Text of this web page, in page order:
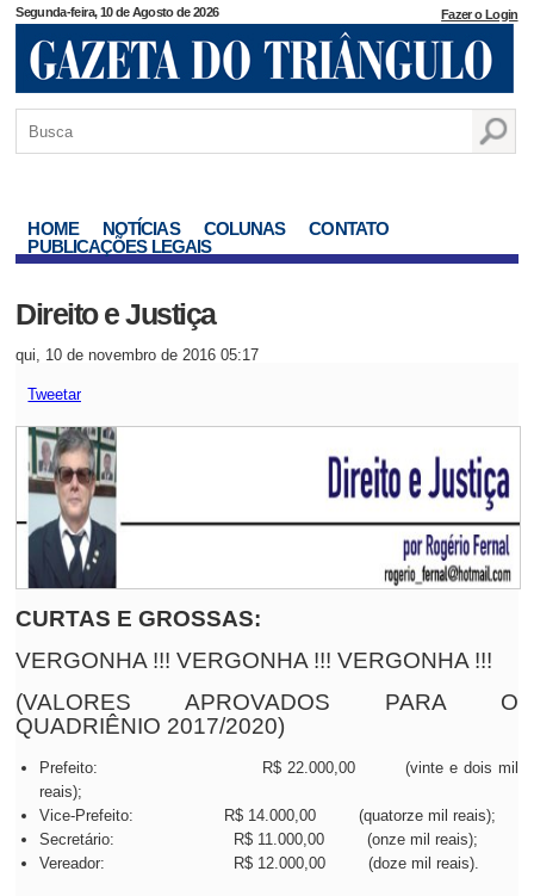
Segunda-feira, 10 de Agosto de 2026 Fazer o Login
HOME NOTÍCIAS COLUNAS
CONTATO
PUBLICAÇÕES LEGAIS
Direito e Justiça
qui, 10 de novembro de 2016 05:17
Tweetar
CURTAS E GROSSAS:
VERGONHA !!! VERGONHA !!! VERGONHA !!!
(VALORES APROVADOS PARA O
QUADRIÊNIO 2017/2020)
Prefeito: R$ 22.000,00 (vinte e dois mil
reais);
Vice-Prefeito: R$ 14.000,00 (quatorze mil reais);
Secretário: R$ 11.000,00 (onze mil reais);
Vereador: R$ 12.000,00 (doze mil reais).